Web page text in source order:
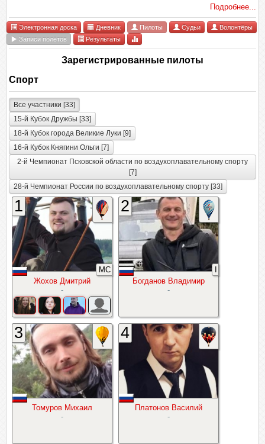
Подробнее...
Электронная доска Дневник Пилоты Судьи
Волонтёры
Записи полётов
Результаты
Зарегистрированные пилоты
Спорт
Все участники [33]
15-й Кубок Дружбы [33]
18-й Кубок города Великие Луки [9]
16-й Кубок Княгини Ольги [7]
2-й Чемпионат Псковской области по воздухоплавательному спорту
[7]
28-й Чемпионат России по воздухоплавательному спорту [33]
Жохов Дмитрий
-
МС
1
Богданов Владимир
-
2
Томуров Михаил
-
3
Платонов Василий
-
4